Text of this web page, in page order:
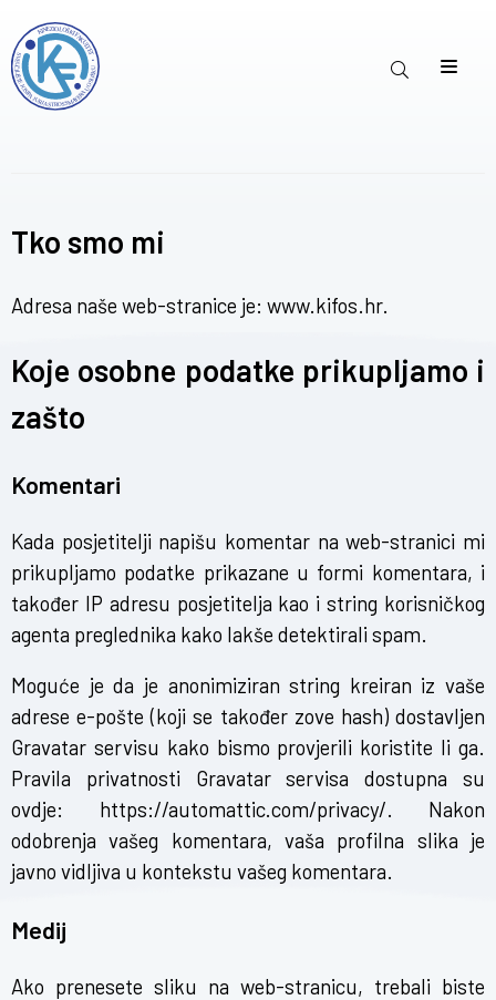
Tko smo mi
Adresa naše web-stranice je: www.kifos.hr.
Koje osobne podatke prikupljamo i
zašto
Komentari
Kada posjetitelji napišu komentar na web-stranici mi
prikupljamo podatke prikazane u formi komentara, i
također IP adresu posjetitelja kao i string korisničkog
agenta preglednika kako lakše detektirali spam.
Moguće je da je anonimiziran string kreiran iz vaše
adrese e-pošte (koji se također zove hash) dostavljen
Gravatar servisu kako bismo provjerili koristite li ga.
Pravila privatnosti Gravatar servisa dostupna su
ovdje: https://automattic.com/privacy/. Nakon
odobrenja vašeg komentara, vaša profilna slika je
javno vidljiva u kontekstu vašeg komentara.
Medij
Ako prenesete sliku na web-stranicu, trebali biste